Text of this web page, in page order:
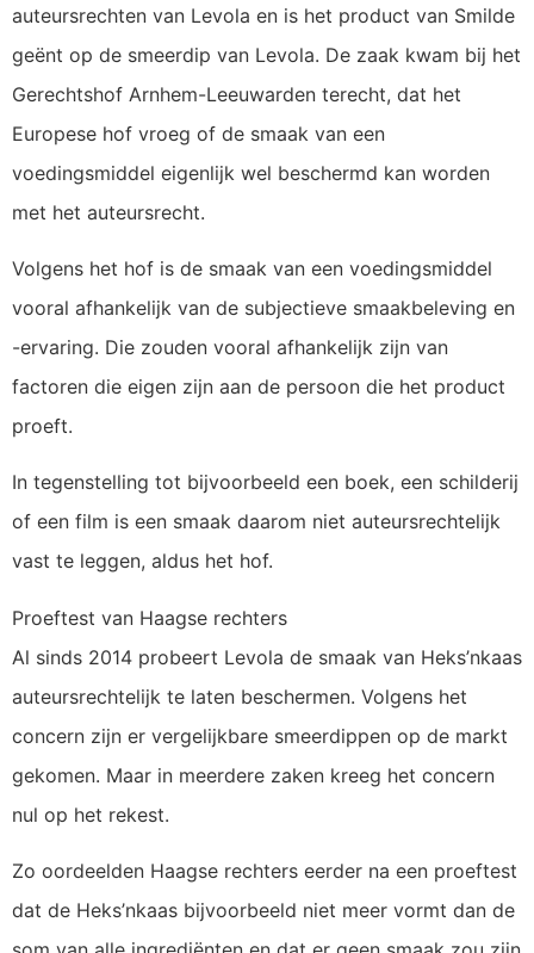
auteursrechten van Levola en is het product van Smilde
geënt op de smeerdip van Levola. De zaak kwam bij het
Gerechtshof Arnhem-Leeuwarden terecht, dat het
Europese hof vroeg of de smaak van een
voedingsmiddel eigenlijk wel beschermd kan worden
met het auteursrecht.
Volgens het hof is de smaak van een voedingsmiddel
vooral afhankelijk van de subjectieve smaakbeleving en
-ervaring. Die zouden vooral afhankelijk zijn van
factoren die eigen zijn aan de persoon die het product
proeft.
In tegenstelling tot bijvoorbeeld een boek, een schilderij
of een film is een smaak daarom niet auteursrechtelijk
vast te leggen, aldus het hof.
Proeftest van Haagse rechters
Al sinds 2014 probeert Levola de smaak van Heks’nkaas
auteursrechtelijk te laten beschermen. Volgens het
concern zijn er vergelijkbare smeerdippen op de markt
gekomen. Maar in meerdere zaken kreeg het concern
nul op het rekest.
Zo oordeelden Haagse rechters eerder na een proeftest
dat de Heks’nkaas bijvoorbeeld niet meer vormt dan de